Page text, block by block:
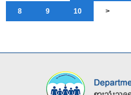
8 9 10 >